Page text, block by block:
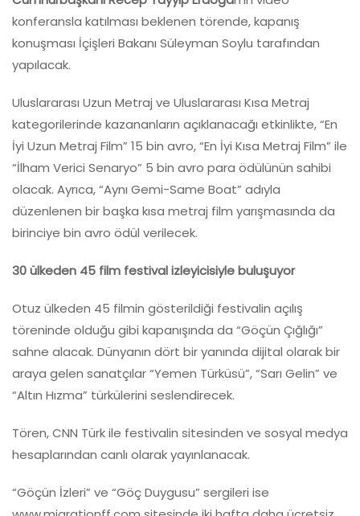
konferansla katılması beklenen törende, kapanış
konuşması İçişleri Bakanı Süleyman Soylu tarafından
yapılacak.
Uluslararası Uzun Metraj ve Uluslararası Kısa Metraj
kategorilerinde kazananların açıklanacağı etkinlikte, “En
İyi Uzun Metraj Film” 15 bin avro, “En İyi Kısa Metraj Film” ile
“İlham Verici Senaryo” 5 bin avro para ödülünün sahibi
olacak. Ayrıca, “Aynı Gemi-Same Boat” adıyla
düzenlenen bir başka kısa metraj film yarışmasında da
birinciye bin avro ödül verilecek.
30 ülkeden 45 film festival izleyicisiyle buluşuyor
Otuz ülkeden 45 filmin gösterildiği festivalin açılış
töreninde olduğu gibi kapanışında da “Göçün Çığlığı”
sahne alacak. Dünyanın dört bir yanında dijital olarak bir
araya gelen sanatçılar “Yemen Türküsü”, “Sarı Gelin” ve
“Altın Hızma” türkülerini seslendirecek.
Tören, CNN Türk ile festivalin sitesinden ve sosyal medya
hesaplarından canlı olarak yayınlanacak.
“Göçün İzleri” ve “Göç Duygusu” sergileri ise